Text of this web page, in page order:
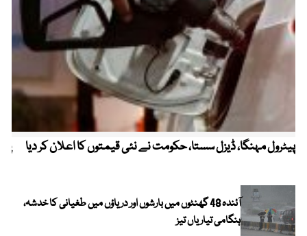
پیٹرول مہنگا، ڈیزل سستا، حکومت نے نئی قیمتوں کا اعلان کر دیا
آئندہ 48 گھنٹوں میں بارشوں اور دریاؤں میں طغیانی کا خدشہ،
ہنگامی تیاریاں تیز